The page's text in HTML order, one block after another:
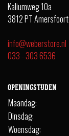
Kaliumweg 10a
3812 PT Amersfoort
info@weberstore.nl
033 - 303 6536
OPENINGSTIJDEN
Maandag:
Dinsdag:
Woensdag: